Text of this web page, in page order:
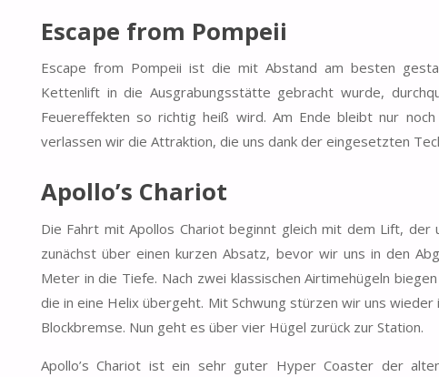
Escape from Pompeii
Escape from Pompeii ist die mit Abstand am besten
Kettenlift in die Ausgrabungsstätte gebracht wurde,
Feuereffekten so richtig heiß wird. Am Ende bleibt nur
verlassen wir die Attraktion, die uns dank der eingesetzten
Apollo’s Chariot
Die Fahrt mit Apollos Chariot beginnt gleich mit dem Lift,
zunächst über einen kurzen Absatz, bevor wir uns in den
Meter in die Tiefe. Nach zwei klassischen Airtimehügeln
die in eine Helix übergeht. Mit Schwung stürzen wir uns
Blockbremse. Nun geht es über vier Hügel zurück zur Station.
Apollo’s Chariot ist ein sehr guter Hyper Coaster der